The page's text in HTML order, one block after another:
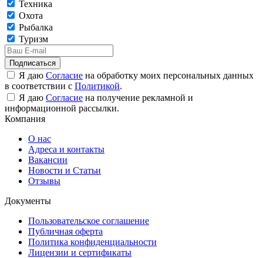
Техника
Охота
Рыбалка
Туризм
Подписаться
Я даю Согласие на обработку моих персональных данных
в соответствии с Политикой.
Я даю Согласие на получение рекламной и
информационной рассылки.
Компания
О нас
Адреса и контакты
Вакансии
Новости и Статьи
Отзывы
Документы
Пользовательское соглашение
Публичная оферта
Политика конфиденциальности
Лицензии и сертификаты